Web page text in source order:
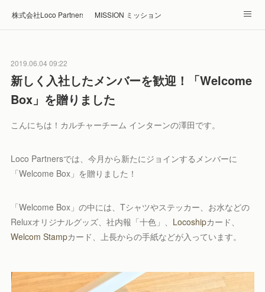
株式会社Loco Partners 🏠HomeMISSION ミッション
Blog ブログ ホテル・旅館の宿泊予約はRelux
2019.06.04 09:22
新しく入社したメンバーを歓迎！「Welcome
Box」を贈りました
こんにちは！カルチャーチーム インターンの澤田です。
Loco Partnersでは、今月から新たにジョインするメンバーに
「Welcome Box」を贈りました！
「Welcome Box」の中には、Tシャツやステッカー、お水などの
Reluxオリジナルグッズ、社内報「十色」、 Locoshipカード、
Welcom Stampカード、上長からの手紙などが入っています。